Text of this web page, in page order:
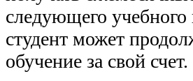
следующего учебного
студент может
обучение за свой